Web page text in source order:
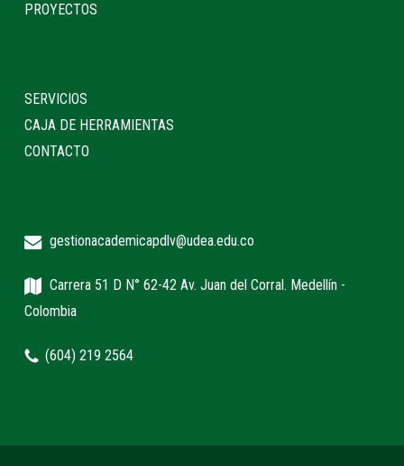
PROYECTOS
SERVICIOS
CAJA DE HERRAMIENTAS
CONTACTO
gestionacademicapdlv@udea.edu.co
Carrera 51 D N° 62-42 Av. Juan del Corral. Medellín -
Colombia
(604) 219 2564